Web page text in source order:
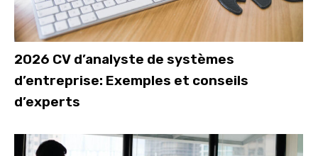
2026 CV d’analyste de systèmes
d’entreprise: Exemples et conseils
d’experts